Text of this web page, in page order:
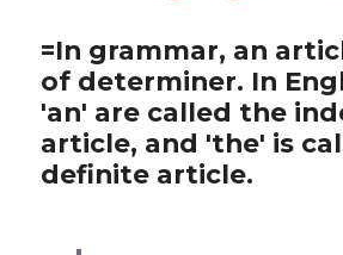
=In grammar, an
of determiner. In
'an' are called the
article, and 'the' is
definite article.